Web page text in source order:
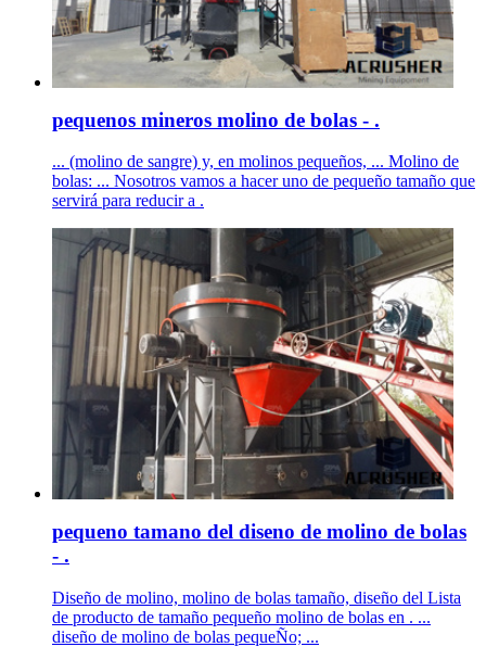
pequenos mineros molino de bolas - .
... (molino de sangre) y, en molinos pequeños, ... Molino de
bolas: ... Nosotros vamos a hacer uno de pequeño tamaño que
servirá para reducir a .
pequeno tamano del diseno de molino de bolas
- .
Diseño de molino, molino de bolas tamaño, diseño del Lista
de producto de tamaño pequeño molino de bolas en . ...
diseño de molino de bolas pequeÑo; ...